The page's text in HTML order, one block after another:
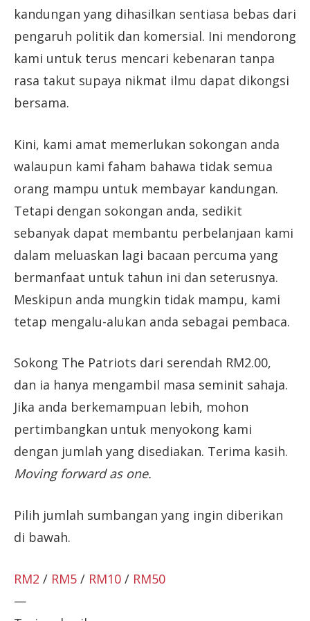
kandungan yang dihasilkan sentiasa bebas dari
pengaruh politik dan komersial. Ini mendorong
kami untuk terus mencari kebenaran tanpa
rasa takut supaya nikmat ilmu dapat dikongsi
bersama.
Kini, kami amat memerlukan sokongan anda
walaupun kami faham bahawa tidak semua
orang mampu untuk membayar kandungan.
Tetapi dengan sokongan anda, sedikit
sebanyak dapat membantu perbelanjaan kami
dalam meluaskan lagi bacaan percuma yang
bermanfaat untuk tahun ini dan seterusnya.
Meskipun anda mungkin tidak mampu, kami
tetap mengalu-alukan anda sebagai pembaca.
Sokong The Patriots dari serendah RM2.00,
dan ia hanya mengambil masa seminit sahaja.
Jika anda berkemampuan lebih, mohon
pertimbangkan untuk menyokong kami
dengan jumlah yang disediakan. Terima kasih.
Moving forward as one.
Pilih jumlah sumbangan yang ingin diberikan
di bawah.
RM2 / RM5 / RM10 / RM50
—